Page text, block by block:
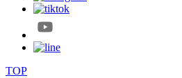
TOP